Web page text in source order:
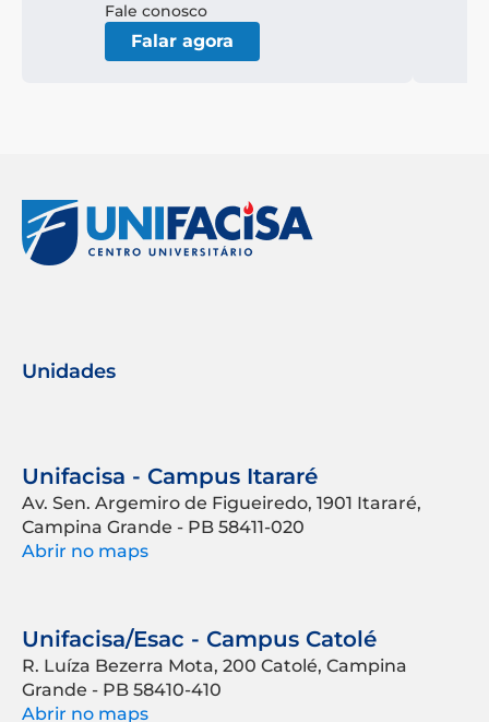
Fale conosco
Falar agora
Unidades
Unifacisa - Campus Itararé
Av. Sen. Argemiro de Figueiredo, 1901 Itararé,
Campina Grande - PB 58411-020
Abrir no maps
Unifacisa/Esac - Campus Catolé
R. Luíza Bezerra Mota, 200 Catolé, Campina
Grande - PB 58410-410
Abrir no maps